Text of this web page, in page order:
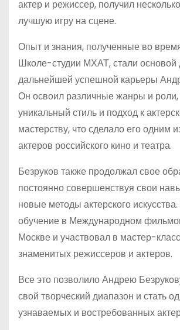
актер и режиссер, получил
лучшую игру на сцене.
Опыт и знания, полученные во
Школе-студии МХАТ, стали основой
дальнейшей успешной карьеры
Он освоил различные жанры и
уникальный стиль и подход к
мастерству, что сделало его одним
актеров российского кино и театра.
Безруков также продолжал свое
постоянно совершенствуя свои
новые методы актерского
обучение в Международном
Москве и участвовал в мастер-
знаменитых режиссеров и актеров.
Все это позволило Андрею
свой творческий диапазон и стать
узнаваемых и востребованных